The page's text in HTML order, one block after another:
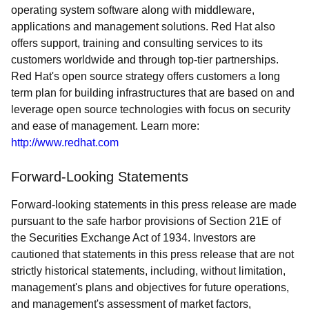
operating system software along with middleware,
applications and management solutions. Red Hat also
offers support, training and consulting services to its
customers worldwide and through top-tier partnerships.
Red Hat's open source strategy offers customers a long
term plan for building infrastructures that are based on and
leverage open source technologies with focus on security
and ease of management. Learn more:
http://www.redhat.com
Forward-Looking Statements
Forward-looking statements in this press release are made
pursuant to the safe harbor provisions of Section 21E of
the Securities Exchange Act of 1934. Investors are
cautioned that statements in this press release that are not
strictly historical statements, including, without limitation,
management's plans and objectives for future operations,
and management's assessment of market factors,